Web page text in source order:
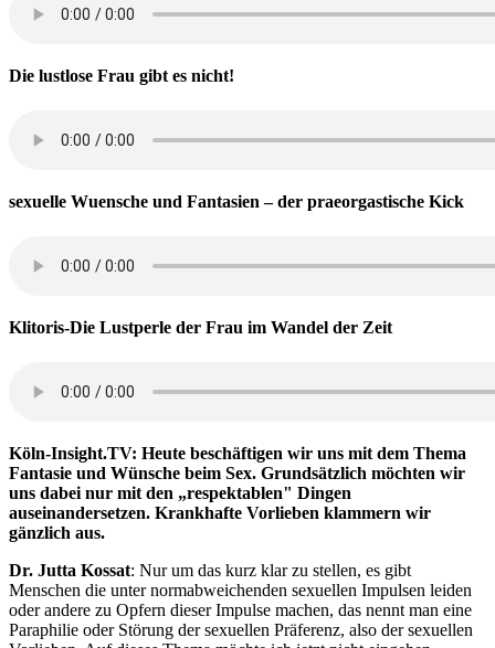
Die lustlose Frau gibt es nicht!
sexuelle Wuensche und Fantasien – der praeorgastische Kick
Klitoris-Die Lustperle der Frau im Wandel der Zeit
Köln-Insight.TV: Heute beschäftigen wir uns mit dem Thema
Fantasie und Wünsche beim Sex. Grundsätzlich möchten wir
uns dabei nur mit den „respektablen" Dingen
auseinandersetzen. Krankhafte Vorlieben klammern wir
gänzlich aus.
Dr. Jutta Kossat: Nur um das kurz klar zu stellen, es gibt
Menschen die unter normabweichenden sexuellen Impulsen leiden
oder andere zu Opfern dieser Impulse machen, das nennt man eine
Paraphilie oder Störung der sexuellen Präferenz, also der sexuellen